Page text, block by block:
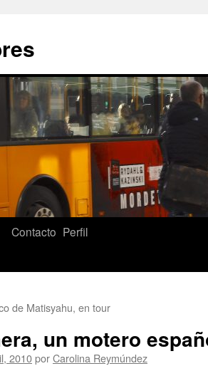
Contacto Perfil
de Matisyahu, en tour
un motero
2010porCarolina Reymúndez